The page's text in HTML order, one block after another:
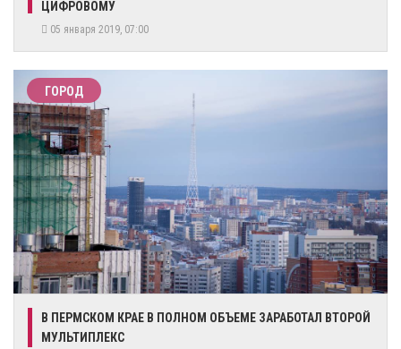
ЦИФРОВОМУ
05 января 2019, 07:00
ГОРОД
В ПЕРМСКОМ КРАЕ В ПОЛНОМ ОБЪЕМЕ ЗАРАБОТАЛ ВТОРОЙ
МУЛЬТИПЛЕКС